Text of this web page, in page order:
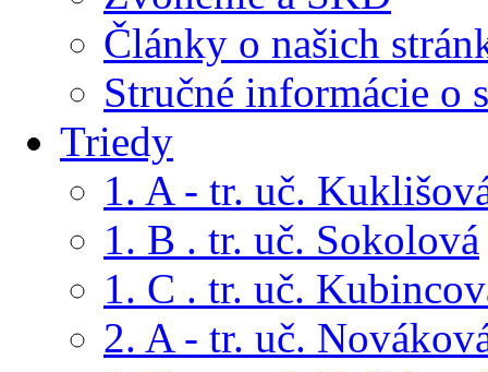
Články o našich
Stručné informácie o
Triedy
1. A - tr. uč.
1. B . tr. uč. Sokolová
1. C . tr. uč.
2. A - tr. uč.